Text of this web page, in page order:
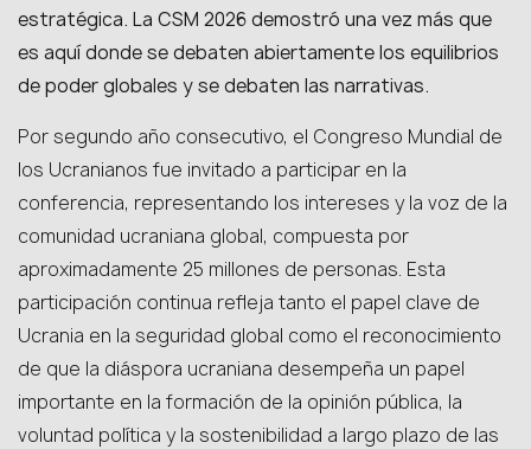
estratégica. La CSM 2026 demostró una vez más que
es aquí donde se debaten abiertamente los equilibrios
de poder globales y se debaten las narrativas.
Por segundo año consecutivo, el Congreso Mundial de
los Ucranianos fue invitado a participar en la
conferencia, representando los intereses y la voz de la
comunidad ucraniana global, compuesta por
aproximadamente 25 millones de personas. Esta
participación continua refleja tanto el papel clave de
Ucrania en la seguridad global como el reconocimiento
de que la diáspora ucraniana desempeña un papel
importante en la formación de la opinión pública, la
voluntad política y la sostenibilidad a largo plazo de las